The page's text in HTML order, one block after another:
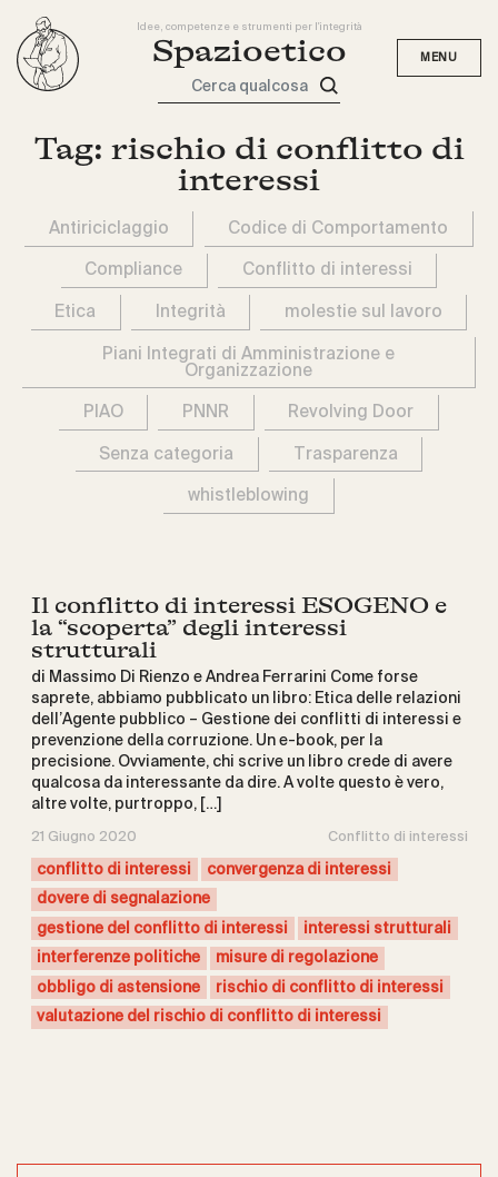
Idee, competenze e strumenti per l'integrità
Spazioetico
Cerca qualcosa
Tag: rischio di conflitto di
interessi
Antiriciclaggio Codice di Comportamento
Compliance Conflitto di interessi
Etica Integrità molestie sul lavoro
Piani Integrati di Amministrazione e
Organizzazione
PIAO PNNR Revolving Door
Senza categoria Trasparenza
whistleblowing
Il conflitto di interessi ESOGENO e
la “scoperta” degli interessi
strutturali
di Massimo Di Rienzo e Andrea Ferrarini Come forse
saprete, abbiamo pubblicato un libro: Etica delle relazioni
dell’Agente pubblico – Gestione dei conflitti di interessi e
prevenzione della corruzione. Un e-book, per la
precisione. Ovviamente, chi scrive un libro crede di avere
qualcosa da interessante da dire. A volte questo è vero,
altre volte, purtroppo, […]
21 Giugno 2020 Conflitto di interessi
conflitto di interessi
convergenza di interessi
dovere di segnalazione
gestione del conflitto di interessi
interessi strutturali
interferenze politiche
misure di regolazione
obbligo di astensione
rischio di conflitto di interessi
valutazione del rischio di conflitto di interessi